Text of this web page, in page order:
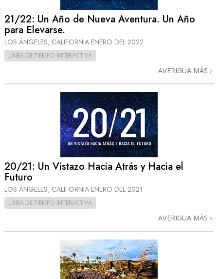
21/22: Un Año de Nueva Aventura. Un Año
para Elevarse.
LOS ÁNGELES, CALIFORNIA ENERO DEL 2022
LÍNEA DE TIEMPO INTERACTIVA
AVERIGUA MÁS
20/21: Un Vistazo Hacia Atrás y Hacia el
Futuro
LOS ÁNGELES, CALIFORNIA ENERO DEL 2021
LÍNEA DE TIEMPO INTERACTIVA
AVERIGUA MÁS